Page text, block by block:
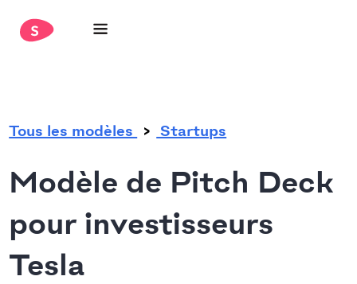
Tous les modèles Startups
Modèle de Pitch Deck
pour investisseurs
Tesla